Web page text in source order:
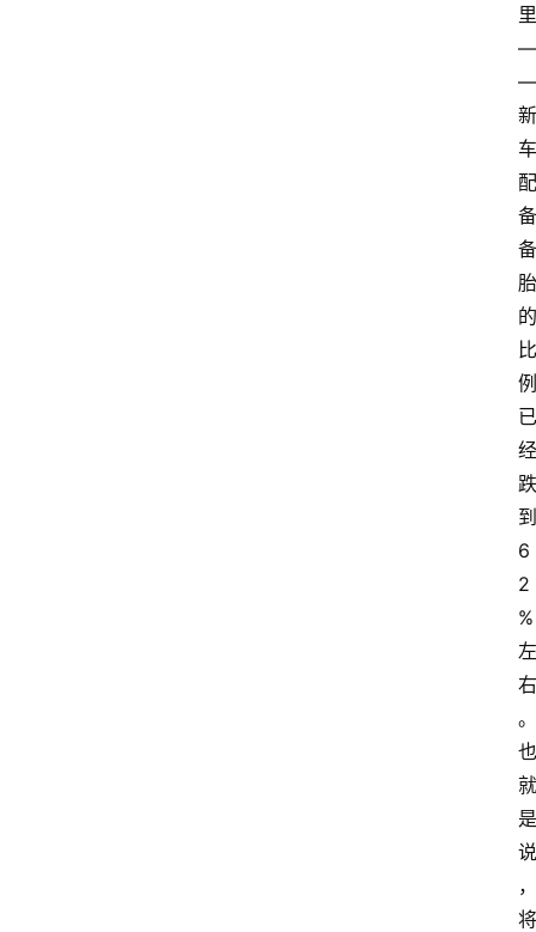
里
—
—
新
车
配
备
备
胎
的
比
例
已
经
跌
到
6
2
%
左
右
。
也
就
是
说
，
将